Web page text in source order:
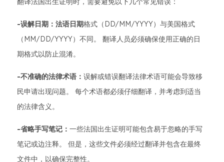
-误解日期：法语日期格式（DD/MM/YYYY）与美国格式
（MM/DD/YYYY）不同。 翻译人员必须确保使用正确的日
期格式以防止混淆。
-不准确的法律术语： 误解或错误翻译法律术语可能会导致移
民申请出现问题。 每个术语都必须仔细翻译，并考虑到适当
的法律含义。
-省略手写笔记： 一些法国出生证明可能包含易于忽略的手写
笔记或边注释。 但是，这些文件必须经过翻译并包含在最终
文件中，以确保完整性。